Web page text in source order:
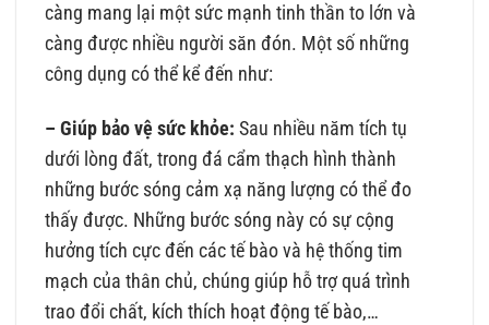
càng mang lại một sức mạnh tinh thần to lớn và
càng được nhiều người săn đón. Một số những
công dụng có thể kể đến như:
– Giúp bảo vệ sức khỏe:Sau nhiều năm tích tụ
dưới lòng đất, trong đá cẩm thạch hình thành
những bước sóng cảm xạ năng lượng có thể đo
thấy được. Những bước sóng này có sự cộng
hưởng tích cực đến các tế bào và hệ thống tim
mạch của thân chủ, chúng giúp hỗ trợ quá trình
trao đổi chất, kích thích hoạt động tế bào,…